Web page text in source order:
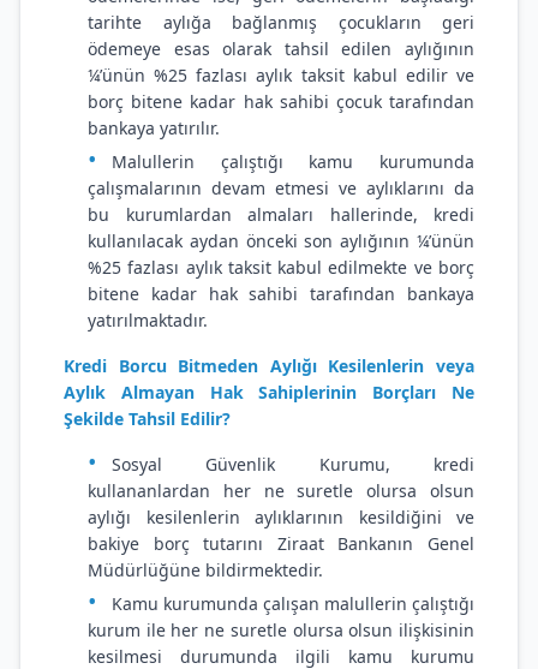
tarihte aylığa bağlanmış çocukların geri
ödemeye esas olarak tahsil edilen aylığının
¼’ünün %25 fazlası aylık taksit kabul edilir ve
borç bitene kadar hak sahibi çocuk tarafından
bankaya yatırılır.
Malullerin çalıştığı kamu kurumunda
çalışmalarının devam etmesi ve aylıklarını da
bu kurumlardan almaları hallerinde, kredi
kullanılacak aydan önceki son aylığının ¼’ünün
%25 fazlası aylık taksit kabul edilmekte ve borç
bitene kadar hak sahibi tarafından bankaya
yatırılmaktadır.
Kredi Borcu Bitmeden Aylığı Kesilenlerin veya
Aylık Almayan Hak Sahiplerinin Borçları Ne
Şekilde Tahsil Edilir?
Sosyal Güvenlik Kurumu, kredi
kullananlardan her ne suretle olursa olsun
aylığı kesilenlerin aylıklarının kesildiğini ve
bakiye borç tutarını Ziraat Bankanın Genel
Müdürlüğüne bildirmektedir.
Kamu kurumunda çalışan malullerin çalıştığı
kurum ile her ne suretle olursa olsun ilişkisinin
kesilmesi durumunda ilgili kamu kurumu